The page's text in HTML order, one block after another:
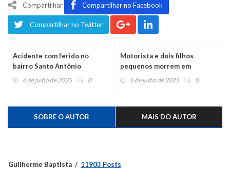
Compartilhar Compartilhar no Facebook
Compartilhar no Twitter
Acidente com ferido no
bairro Santo Antônio
6 de julho de 2025 0
Motorista e dois filhos
pequenos morrem em
acidente com caminhão de
6 de julho de 2025 0
SOBRE O AUTOR MAIS DO AUTOR
Guilherme Baptista 11903 Posts